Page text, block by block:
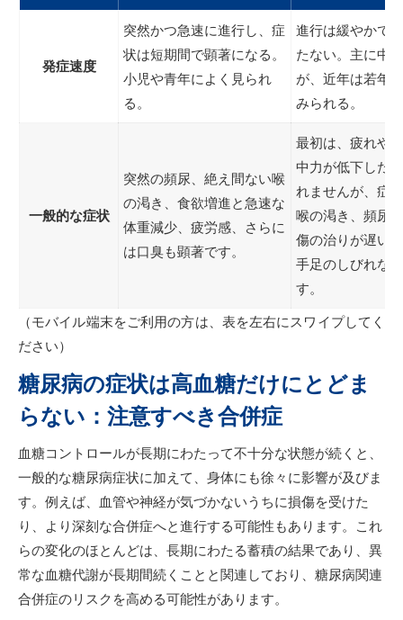
発症速度
突然かつ急速に進行し、症
状は短期間で顕著になる。
小児や青年によく見られ
る。
進行は緩やかで
たない。主に中
が、近年は若年
みられる。
一般的な症状
突然の頻尿、絶え間ない喉
の渇き、食欲増進と急速な
体重減少、疲労感、さらに
は口臭も顕著です。
最初は、疲れや
中力が低下した
れませんが、症
喉の渇き、頻尿
傷の治りが遅い
手足のしびれな
す。
（モバイル端末をご利用の方は、表を左右にスワイプしてく
ださい）
糖尿病の症状は高血糖だけにとどま
らない：注意すべき合併症
血糖コントロールが長期にわたって不十分な状態が続くと、
一般的な糖尿病症状に加えて、身体にも徐々に影響が及びま
す。例えば、血管や神経が気づかないうちに損傷を受けた
り、より深刻な合併症へと進行する可能性もあります。これ
らの変化のほとんどは、長期にわたる蓄積の結果であり、異
常な血糖代謝が長期間続くことと関連しており、糖尿病関連
合併症のリスクを高める可能性があります。